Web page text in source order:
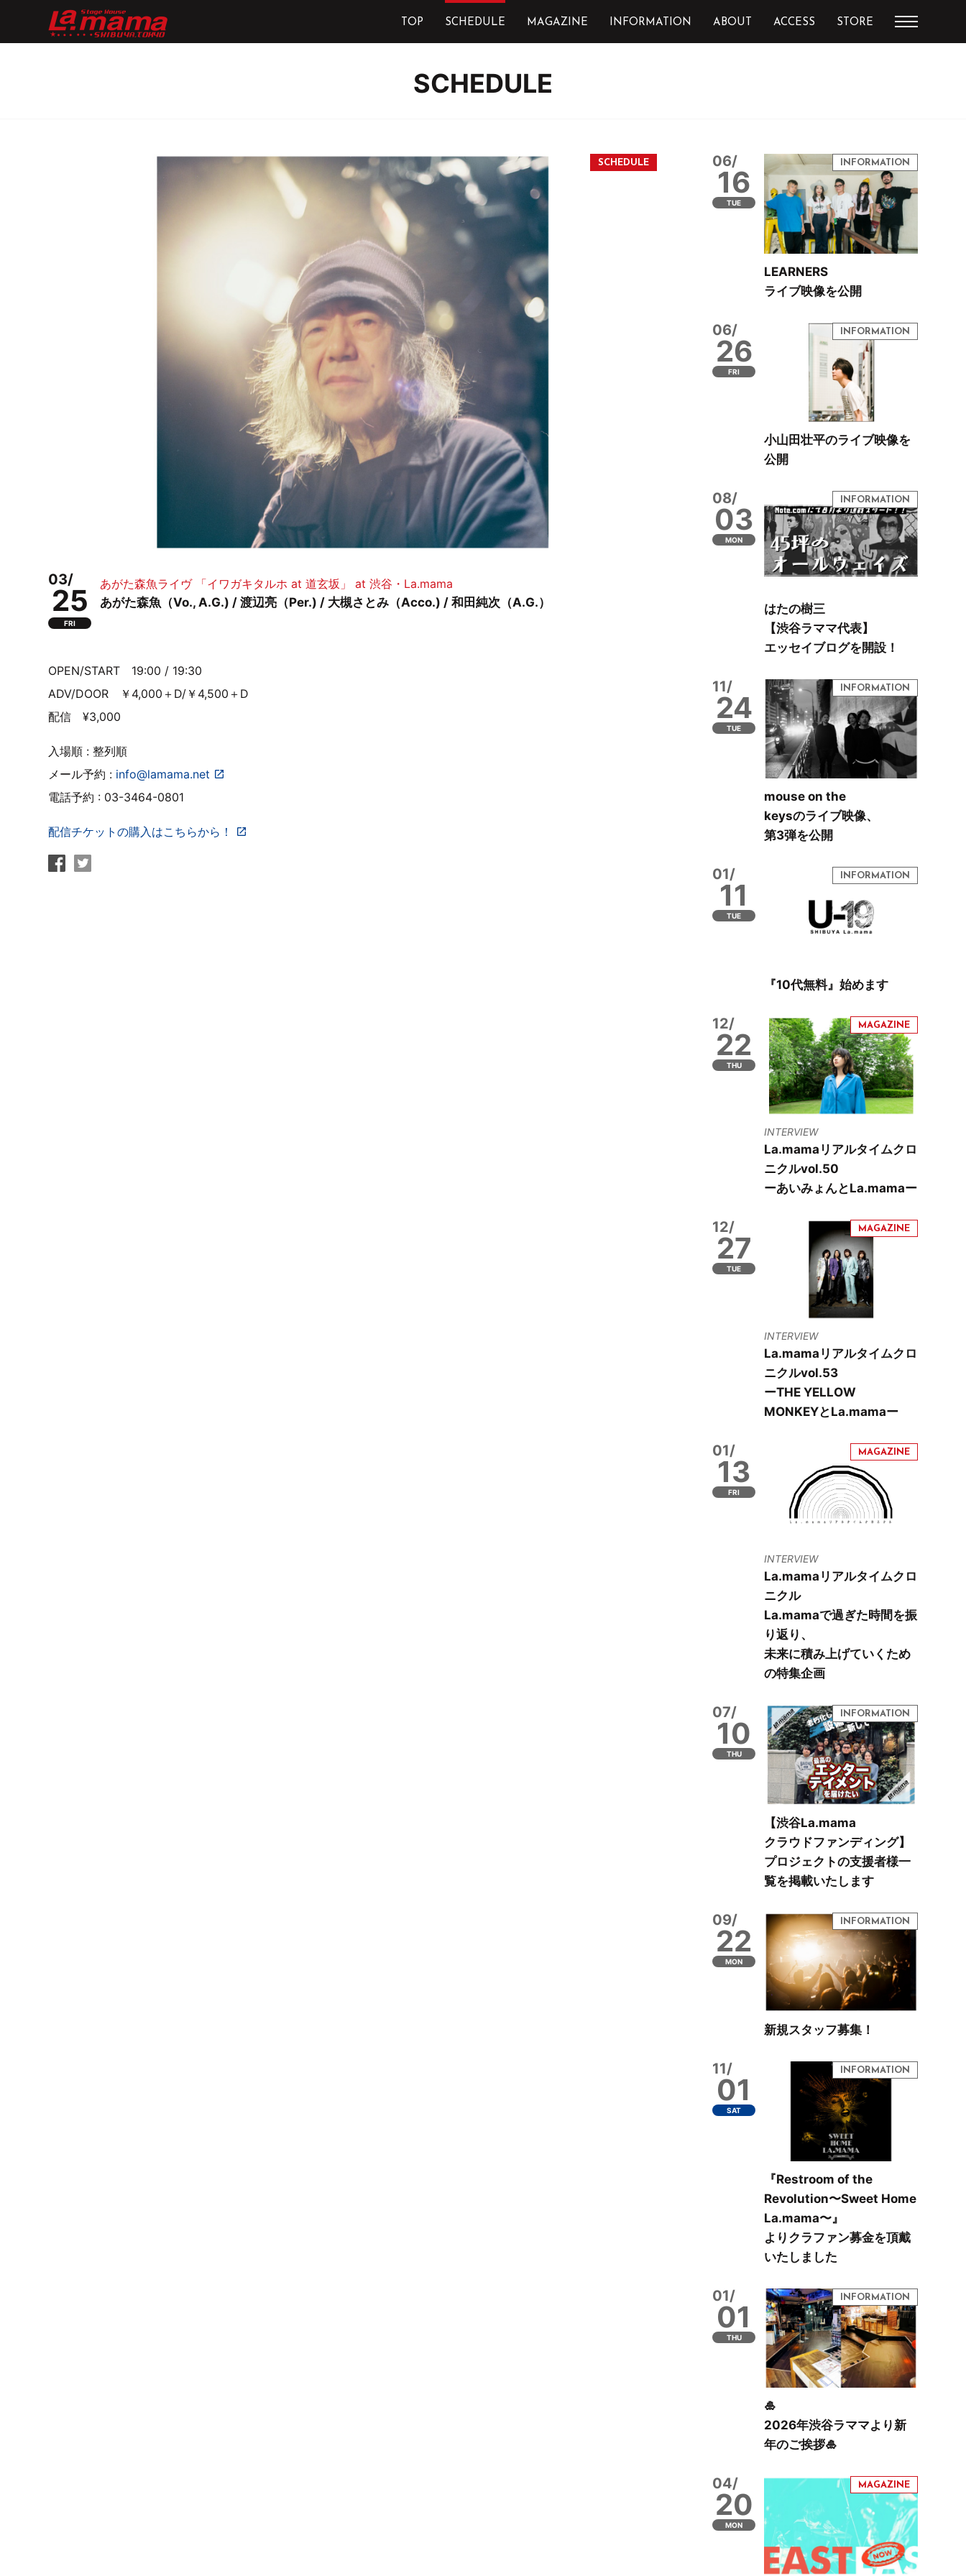
TOP SCHEDULE MAGAZINE INFORMATION ABOUT ACCESS STORE
SCHEDULE
03/
25
FRI
あがた森魚ライヴ 「イワガキタルホ at 道玄坂」 at 渋谷・La.mama
あがた森魚（Vo., A.G.) / 渡辺亮（Per.) / 大槻さとみ（Acco.) / 和田純次（A.G.）
OPEN/START 19:00 / 19:30
ADV/DOOR ￥4,000＋D/￥4,500＋D
配信 ¥3,000
入場順 : 整列順
メール予約 : info@lamama.net
電話予約 : 03-3464-0801
配信チケットの購入はこちらから！
06/
16
TUE
LEARNERS
ライブ映像を公開
06/
26
FRI
小山田壮平のライブ映像を
公開
08/
03
MON
はたの樹三
【渋谷ラママ代表】
エッセイブログを開設！
11/
24
TUE
mouse on the
keysのライブ映像、
第3弾を公開
01/
11
TUE
『10代無料』始めます
12/
22
THU
INTERVIEW
La.mamaリアルタイムクロ
ニクルvol.50
ーあいみょんとLa.mamaー
12/
27
TUE
INTERVIEW
La.mamaリアルタイムクロ
ニクルvol.53
ーTHE YELLOW
MONKEYとLa.mamaー
01/
13
FRI
INTERVIEW
La.mamaリアルタイムクロ
ニクル
La.mamaで過ぎた時間を振
り返り、
未来に積み上げていくため
の特集企画
07/
10
THU
【渋谷La.mama
クラウドファンディング】
プロジェクトの支援者様一
覧を掲載いたします
09/
22
MON
新規スタッフ募集！
11/
01
SAT
『Restroom of the
Revolution〜Sweet Home
La.mama〜』
よりクラファン募金を頂戴
いたしました
01/
01
THU
🎍
2026年渋谷ラママより新
年のご挨拶🎍
04/
20
MON